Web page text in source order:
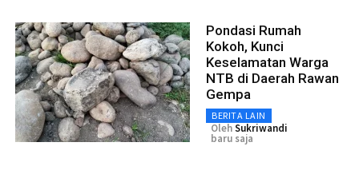
Pondasi Rumah
Kokoh, Kunci
Keselamatan Warga
NTB di Daerah Rawan
Gempa
BERITA LAIN
OlehSukriwandi
baru saja